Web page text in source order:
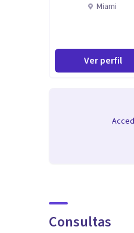
Miami
Ver perfil
Consultas